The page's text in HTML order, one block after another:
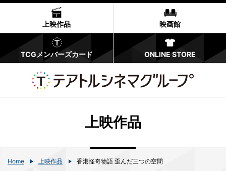
上映作品 映画館
TCGメンバーズカード ONLINE STORE
上映作品
Home 上映作品 香港怪奇物語 歪んだ三つの空間